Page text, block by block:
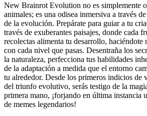
New Brainrot Evolution no es simplemente
animales; es una odisea inmersiva a través
de la evolución. Prepárate para guiar a tu
través de exuberantes paisajes, donde cada
recolectas alimenta tu desarrollo,
con cada nivel que pasas. Desentraña los
la naturaleza, perfecciona tus habilidades
de la adaptación a medida que el entorno
tu alrededor. Desde los primeros indicios de
del triunfo evolutivo, serás testigo de la
primera mano, ¡forjando en última instancia
de memes legendarios!